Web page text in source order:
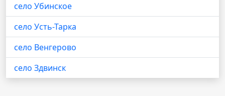
село Убинское
село Усть-Тарка
село Венгерово
село Здвинск